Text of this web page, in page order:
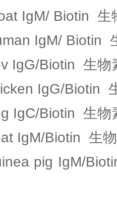
IgM/ Biotin 生
IgM/ Biotin
IgG/Biotin 生物
IgG/Biotin
IgC/Biotin 生物
IgM/Biotin 生
pig IgM/